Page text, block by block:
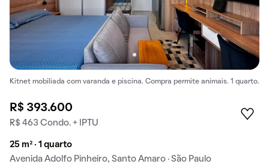
Kitnet mobiliada com varanda e piscina. Compra permite animais. 1 quarto.
R$ 393.600
R$ 463 Condo. + IPTU
25 m² · 1 quarto
Avenida Adolfo Pinheiro, Santo Amaro · São Paulo